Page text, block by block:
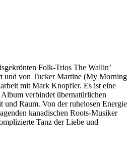
Folk-Trios The Wailin’
und von Tucker Martine (My Morning
mit Mark Knopfler. Es ist eine
verbindet übernatürlichen
und Raum. Von der ruhelosen Energie
kanadischen Roots-Musiker
Tanz der Liebe und